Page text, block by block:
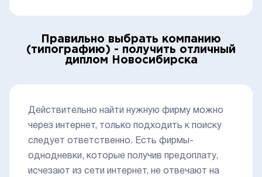
Правильно выбрать компанию
(типографию) - получить отличный
диплом Новосибирска
Действительно найти нужную фирму можно
через интернет, только подходить к поиску
следует ответственно. Есть фирмы-
однодневки, которые получив предоплату,
исчезают из сети интернет, не отвечают на